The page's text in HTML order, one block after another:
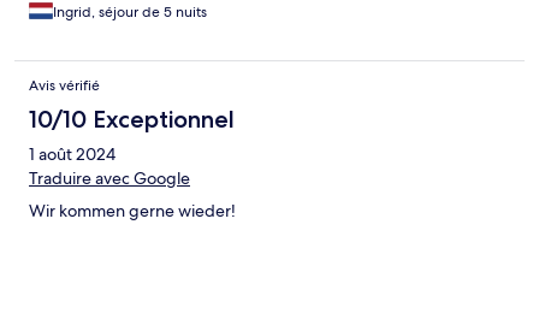
Ingrid, séjour de 5 nuits
Avis vérifié
10/10 Exceptionnel
1 août 2024
Traduire avec Google
Wir kommen gerne wieder!